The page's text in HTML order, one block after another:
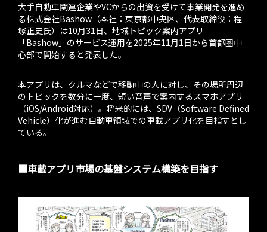
大手自動車関連企業やVCからの出資を受けて事業開発を進め
る株式会社Bashow（本社：東京都中央区、代表取締役：程
塚正史氏）は10月31日、地域トピック案内アプリ
「Bashow」のサービス運用を2025年11月1日から首都圏中
心部で開始すると発表した。
本アプリは、クルマなどで移動中の人に対し、その場所周辺
のトピックを数分に一度、短い音声で案内するスマホアプリ
（iOS/Android対応）。将来的には、SDV（Software Defined
Vehicle）化が進む自動車領域での車載アプリ化を目指すとし
ている。
■車載アプリ市場の基盤システム構築を目指す